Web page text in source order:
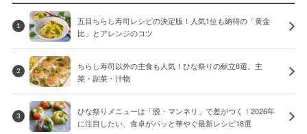
1
五目ちらし寿司レシピの決定版！人気1位も納得の「黄金
比」とアレンジのコツ
2
ちらし寿司以外の主食も人気！ひな祭りの献立8選。主
菜・副菜・汁物
3
ひな祭りメニューは「脱・マンネリ」で差がつく！2026年
に注目したい、食卓がパッと華やぐ最新レシピ18選